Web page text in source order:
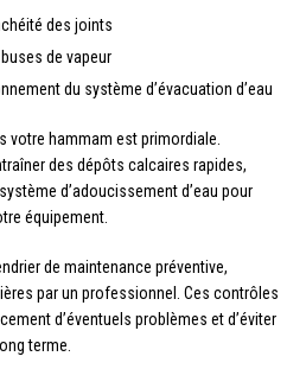
des joints
de vapeur
du système d’évacuation d’eau
votre hammam est primordiale.
des dépôts calcaires rapides,
d’adoucissement d’eau pour
équipement.
de maintenance préventive,
par un professionnel. Ces contrôles
d’éventuels problèmes et d’éviter
terme.